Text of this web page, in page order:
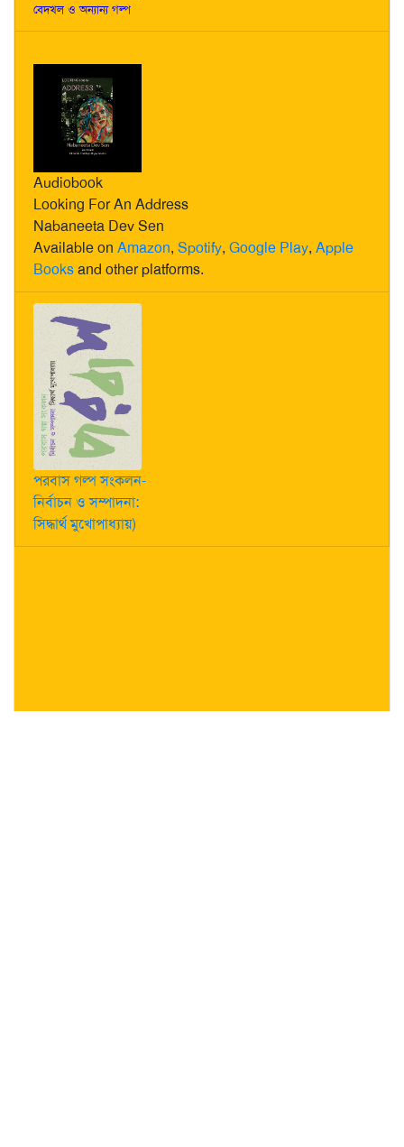
বেদখল ও অন্যান্য গল্প
Audiobook
Looking For An Address
Nabaneeta Dev Sen
Available on Amazon, Spotify, Google Play, Apple
Booksand other platforms.
পরবাস গল্প সংকলন-
নির্বাচন ও সম্পাদনা:
সিদ্ধার্থ মুখোপাধ্যায়)